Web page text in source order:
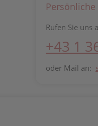
Rufen Sie uns
+43 1
oder Mail an: